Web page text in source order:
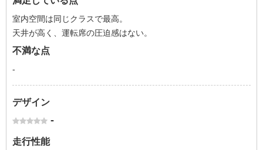
室内空間は同じクラスで最高。
天井が高く、運転席の圧迫感はない。
不満な点
-
デザイン
-
走行性能